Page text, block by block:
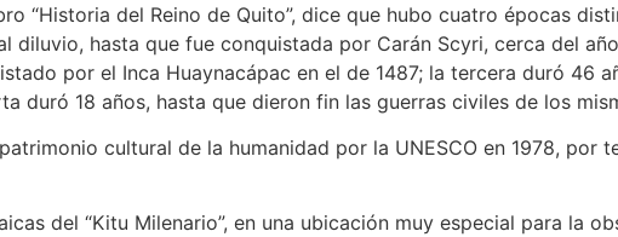
“Historia del Reino de Quito”, dice que hubo cuatro épocas
diluvio, hasta que fue conquistada por Carán Scyri, cerca del
por el Inca Huaynacápac en el de 1487; la tercera duró 46
duró 18 años, hasta que dieron fin las guerras civiles de los
cultural de la humanidad por la UNESCO en 1978, por
del “Kitu Milenario”, en una ubicación muy especial para la